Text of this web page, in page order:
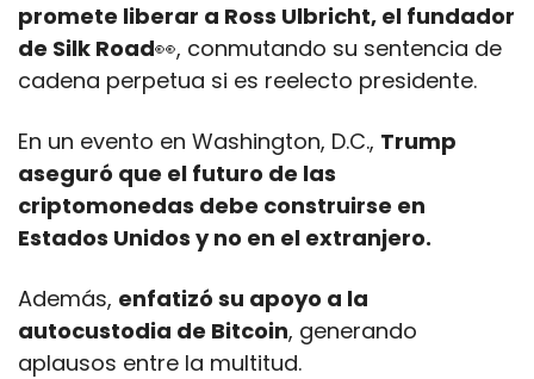
promete liberar a Ross Ulbricht, el fundador
de Silk Road👀, conmutando su sentencia de
cadena perpetua si es reelecto presidente.
En un evento en Washington, D.C., Trump
aseguró que el futuro de las
criptomonedas debe construirse en
Estados Unidos y no en el extranjero.
Además, enfatizó su apoyo a la
autocustodia de Bitcoin, generando
aplausos entre la multitud.